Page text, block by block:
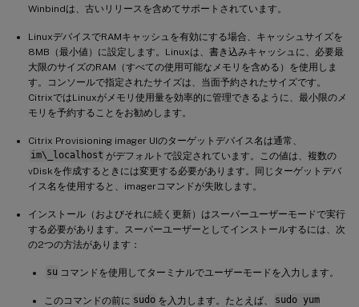
Winbindは、古いリリースを含めてサポートされています。
LinuxデバイスでRAMキャッシュを有効にする場合、キャッシュサイズを
8MB（最小値）に設定します。Linuxは、書き込みキャッシュに、必要最
大限のサイズのRAM（すべての使用可能なメモリを含める）を使用しま
す。コンソールで指定されたサイズは、当面予約されたサイズです。
CitrixではLinuxがメモリ使用量を効率的に管理できるように、最小限のメ
モリを予約することをお勧めします。
Citrix Provisioning imager UIのターゲットデバイス名は通常、
im\_localhost がデフォルトで設定されています。この値は、複数の
vDiskを作成するときには変更する必要があります。同じターゲットデバ
イス名を使用すると、imagerコマンドが失敗します。
インストール（およびそれに続く更新）はスーパーユーザーモードで実行
する必要があります。スーパーユーザーとしてインストールするには、次
の2つの方法があります：
su コマンドを使用してターミナルでユーザーモードを入力します。
このコマンドの前に sudo を入力します。たとえば、
sudo yum